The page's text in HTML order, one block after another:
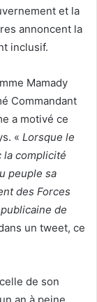
et la
annoncent la
inclusif.
Mamady
Commandant
a motivé ce
« Lorsque le
la complicité
peuple sa
des Forces
de
un tweet, ce
de son
an à peine,